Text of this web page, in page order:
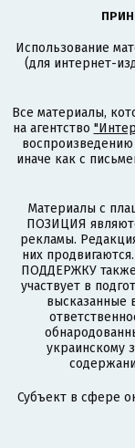
Использование
(для интернет-
Все материалы,
на агентство
иначе как с
Материалы с
ПОЗИЦИЯ
рекламы.
них
ПОДДЕРЖКУ
участвует в
высказанные
украинскому
Субъект в сфере